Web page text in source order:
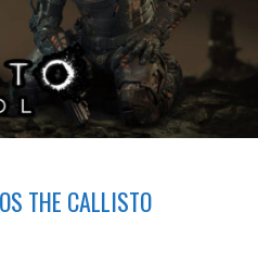
THE CALLISTO